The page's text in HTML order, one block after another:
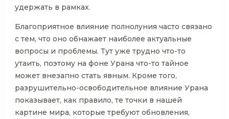
удержать в рамках.
Благоприятное влияние полнолуния часто связано
с тем, что оно обнажает наиболее актуальные
вопросы и проблемы. Тут уже трудно что-то
утаить, поэтому на фоне Урана что-то тайное
может внезапно стать явным. Кроме того,
разрушительно-освободительное влияние Урана
показывает, как правило, те точки в нашей
картине мира, которые требуют обновления,